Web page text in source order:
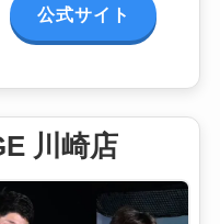
公式サイト
川崎店